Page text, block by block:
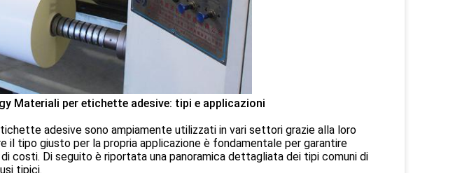
Materiali per etichette adesive: tipi e applicazioni
adesive sono ampiamente utilizzati in vari settori grazie alla loro
il tipo giusto per la propria applicazione è fondamentale per garantire
costi. Di seguito è riportata una panoramica dettagliata dei tipi comuni di
tipici.